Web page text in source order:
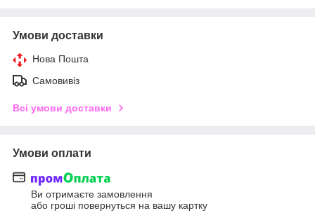
Умови доставки
Нова Пошта
Самовивіз
Всі умови доставки
Умови оплати
Ви отримаєте замовлення
або гроші повернуться на вашу картку